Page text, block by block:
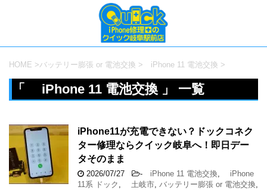
HOME >バッテリー膨張 or 電池交換 > iPhone 11 電池交換 >
「 iPhone 11 電池交換 」 一覧
iPhone11が充電できない？ドックコネク
ター修理ならクイック岐阜へ！即日デー
タそのまま
2026/07/27 - iPhone 11 電池交換,
iPhone
11系 ドック , 土岐市, バッテリー膨張 or 電池交換,